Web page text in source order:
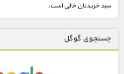
سبد خریدتان خالی است.
جستجوی گوگل